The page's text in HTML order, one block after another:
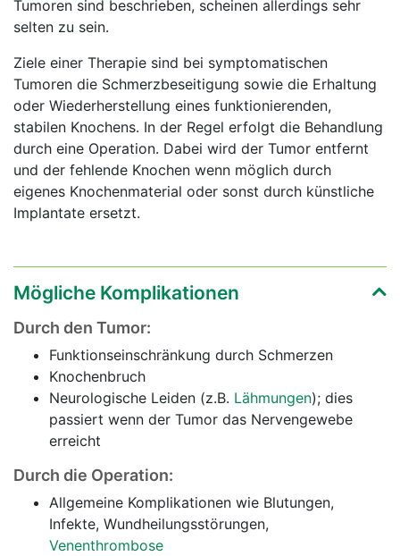
Tumoren sind beschrieben, scheinen allerdings sehr
selten zu sein.
Ziele einer Therapie sind bei symptomatischen
Tumoren die Schmerzbeseitigung sowie die Erhaltung
oder Wiederherstellung eines funktionierenden,
stabilen Knochens. In der Regel erfolgt die Behandlung
durch eine Operation. Dabei wird der Tumor entfernt
und der fehlende Knochen wenn möglich durch
eigenes Knochenmaterial oder sonst durch künstliche
Implantate ersetzt.
Mögliche Komplikationen
Durch den Tumor:
Funktionseinschränkung durch Schmerzen
Knochenbruch
Neurologische Leiden (z.B. Lähmungen); dies
passiert wenn der Tumor das Nervengewebe
erreicht
Durch die Operation:
Allgemeine Komplikationen wie Blutungen,
Infekte, Wundheilungsstörungen,
Venenthrombose